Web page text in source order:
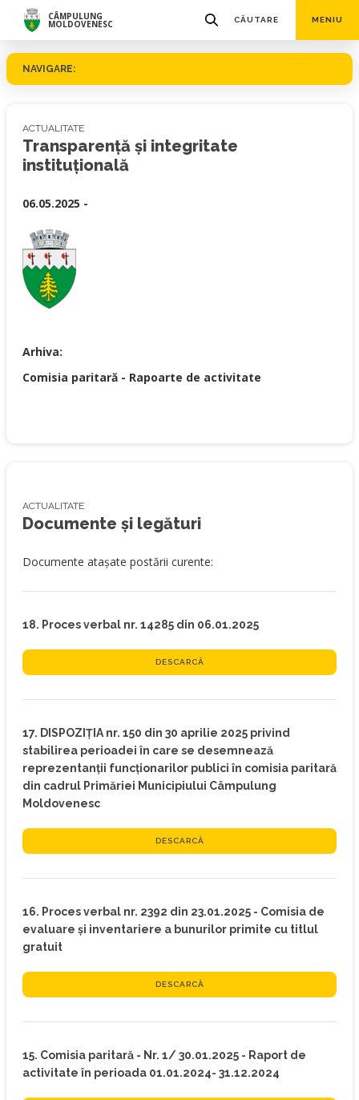
CÂMPULUNG
MOLDOVENESC CĂUTARE MENIU
NAVIGARE:
ACTUALITATE
Transparență și integritate
instituțională
06.05.2025 -
Arhiva:
Comisia paritară - Rapoarte de activitate
ACTUALITATE
Documente și legături
Documente atașate postării curente:
18. Proces verbal nr. 14285 din 06.01.2025
DESCARCĂ
17. DISPOZIŢIA nr. 150 din 30 aprilie 2025 privind
stabilirea perioadei în care se desemnează
reprezentanții funcționarilor publici în comisia paritară
din cadrul Primăriei Municipiului Câmpulung
Moldovenesc
DESCARCĂ
16. Proces verbal nr. 2392 din 23.01.2025 - Comisia de
evaluare și inventariere a bunurilor primite cu titlul
gratuit
DESCARCĂ
15. Comisia paritară - Nr. 1/ 30.01.2025 - Raport de
activitate în perioada 01.01.2024- 31.12.2024